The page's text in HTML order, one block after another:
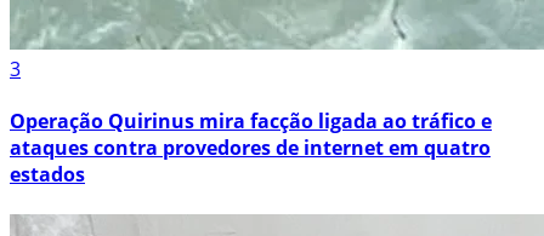
3
Operação Quirinus mira facção ligada ao tráfico e
ataques contra provedores de internet em quatro
estados